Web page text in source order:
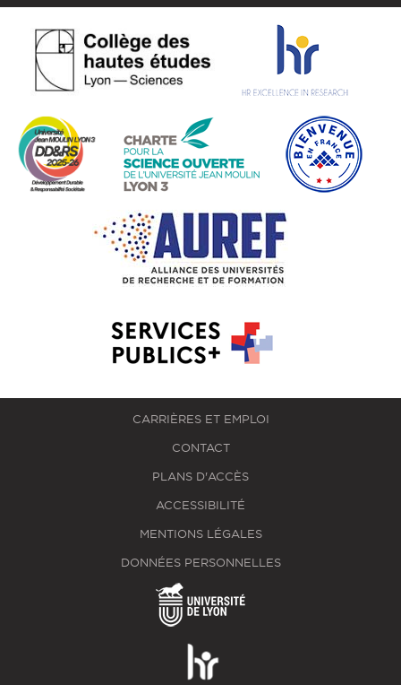
CARRIÈRES ET EMPLOI
CONTACT
PLANS D'ACCÈS
ACCESSIBILITÉ
MENTIONS LÉGALES
DONNÉES PERSONNELLES